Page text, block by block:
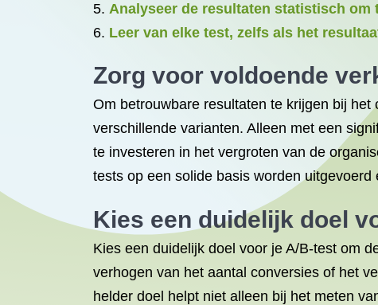
Analyseer de resultaten statistisch om
Leer van elke test, zelfs als het
Zorg voor voldoende
Om betrouwbare resultaten te krijgen bij
verschillende varianten. Alleen met een
te investeren in het vergroten van de
tests op een solide basis worden
Kies een duidelijk doel
Kies een duidelijk doel voor je A/B-test om
verhogen van het aantal conversies of het
helder doel helpt niet alleen bij het meten